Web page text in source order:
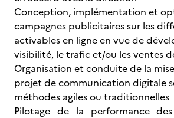
Conception, implémentation et
campagnes publicitaires sur les
activables en ligne en vue de
visibilité, le trafic et/ou les ventes
Organisation et conduite de la
projet de communication digitale
méthodes agiles ou traditionnelles
Pilotage de la performance